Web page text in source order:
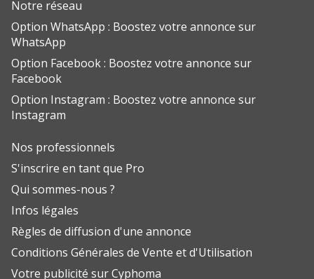
Notre réseau
Option WhatsApp : Boostez votre annonce sur
WhatsApp
Option Facebook : Boostez votre annonce sur
Facebook
Option Instagram : Boostez votre annonce sur
Instagram
Nos professionnels
S'inscrire en tant que Pro
Qui sommes-nous ?
Infos légales
Règles de diffusion d'une annonce
Conditions Générales de Vente et d'Utilisation
Votre publicité sur Cyphoma